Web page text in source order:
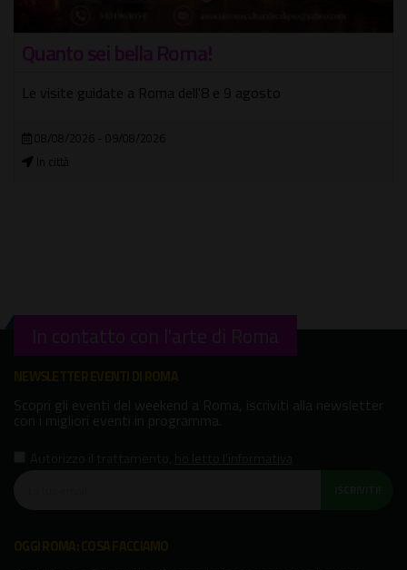
Quanto sei bella Roma!
Le visite guidate a Roma dell'8 e 9 agosto
08/08/2026 - 09/08/2026
In città
In contatto con l'arte di Roma